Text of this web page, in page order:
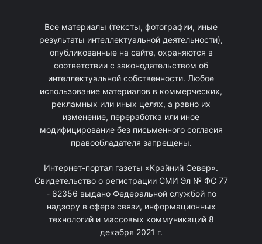
Все материалы (тексты, фотографии, иные
результаты интеллектуальной деятельности),
опубликованные на сайте, охраняются в
соответствии с законодательством об
интеллектуальной собственности. Любое
использование материалов в коммерческих,
рекламных или иных целях, а равно их
изменение, переработка или иное
модифицирование без письменного согласия
правообладателя запрещены.
Интернет-портал газеты «Крайний Север».
Свидетельство о регистрации СМИ Эл № ФС 77
- 82356 выдано Федеральной службой по
надзору в сфере связи, информационных
технологий и массовых коммуникаций 8
декабря 2021 г.